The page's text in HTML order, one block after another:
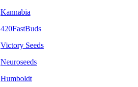
Kannabia
420FastBuds
Victory Seeds
Neuroseeds
Humboldt